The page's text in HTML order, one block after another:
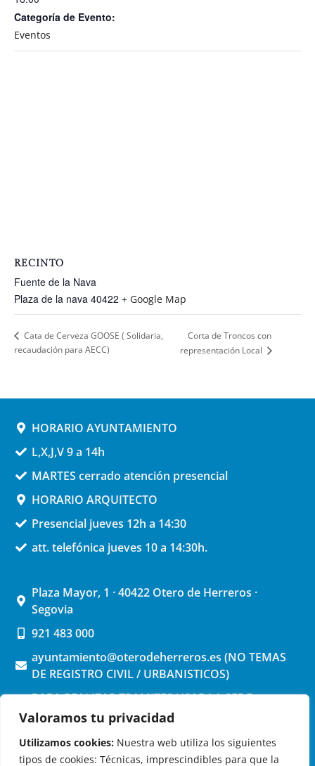
Valoramos tu privacidad
Utilizamos cookies: Nuestra web utiliza los siguientes
tipos de cookies: Técnicas, imprescindibles para que la
Categoría de Evento:
Eventos
RECINTO
Fuente de la Nava
Plaza de la nava 40422 + Google Map
Cata de Cerveza GOOSE ( Solidaria,
recaudación para AECC)
Corta de Troncos con
representación Local
HORARIO AYUNTAMIENTO
L,X,J,V 9 a 14h
MARTES cerrado atención presencial
HORARIO ARQUITECTO
Presencial jueves 12h a 14:30
att. telefónica jueves 10 a 14:30h.
Plaza Mayor, 1 · 40422 Otero de Herreros ·
Segovia
921 483 000
ayuntamiento@oterodeherreros.es (NO TEMAS
DE REGISTRO CIVIL / URBANISTICOS)
PARA REALIZAR TRAMITES USAR LA SEDE
ELECTRONICA (pinchar aquí)